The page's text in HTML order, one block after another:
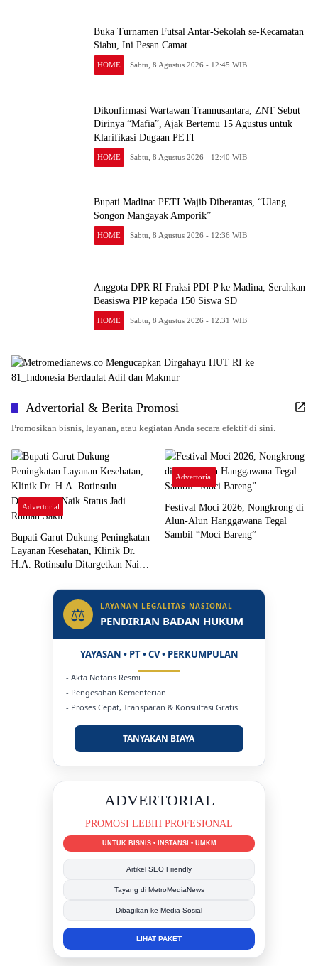
Buka Turnamen Futsal Antar-Sekolah se-Kecamatan
Siabu, Ini Pesan Camat
HOME Sabtu, 8 Agustus 2026 - 12:45 WIB
Dikonfirmasi Wartawan Trannusantara, ZNT Sebut
Dirinya “Mafia”, Ajak Bertemu 15 Agustus untuk
Klarifikasi Dugaan PETI
HOME Sabtu, 8 Agustus 2026 - 12:40 WIB
Bupati Madina: PETI Wajib Diberantas, “Ulang
Songon Mangayak Amporik”
HOME Sabtu, 8 Agustus 2026 - 12:36 WIB
Anggota DPR RI Fraksi PDI-P ke Madina, Serahkan
Beasiswa PIP kepada 150 Siswa SD
HOME Sabtu, 8 Agustus 2026 - 12:31 WIB
Advertorial & Berita Promosi
Promosikan bisnis, layanan, atau kegiatan Anda secara efektif di sini.
Advertorial
Bupati Garut Dukung Peningkatan
Layanan Kesehatan, Klinik Dr.
H.A. Rotinsulu Ditargetkan Naik
Advertorial
Festival Moci 2026, Nongkrong di
Alun-Alun Hanggawana Tegal
Sambil “Moci Bareng”
⚖ LAYANAN LEGALITAS NASIONAL
PENDIRIAN BADAN HUKUM
YAYASAN • PT • CV • PERKUMPULAN
- Akta Notaris Resmi
- Pengesahan Kementerian
- Proses Cepat, Transparan & Konsultasi Gratis
TANYAKAN BIAYA
DUKUNG KAMI
BERSAMA METROMEDIANEWS.CO
MEDIA INFORMASI TERPERCAYA
Publikasi Kegiatan
Berita Promosi
Tingkatkan Branding Anda
INFO SELENGKAPNYA